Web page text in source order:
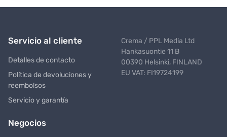
Servicio al cliente
Detalles de contacto
Política de devoluciones y
reembolsos
Servicio y garantía
Negocios
Crema / PPL Media Ltd
Hankasuontie 11 B
00390 Helsinki, FINLAND
EU VAT: FI19724199